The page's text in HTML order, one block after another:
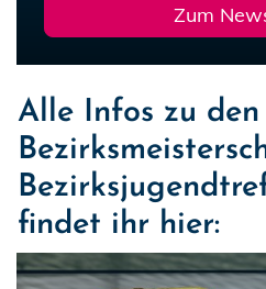
Zum
Alle Infos zu den
findet ihr hier: